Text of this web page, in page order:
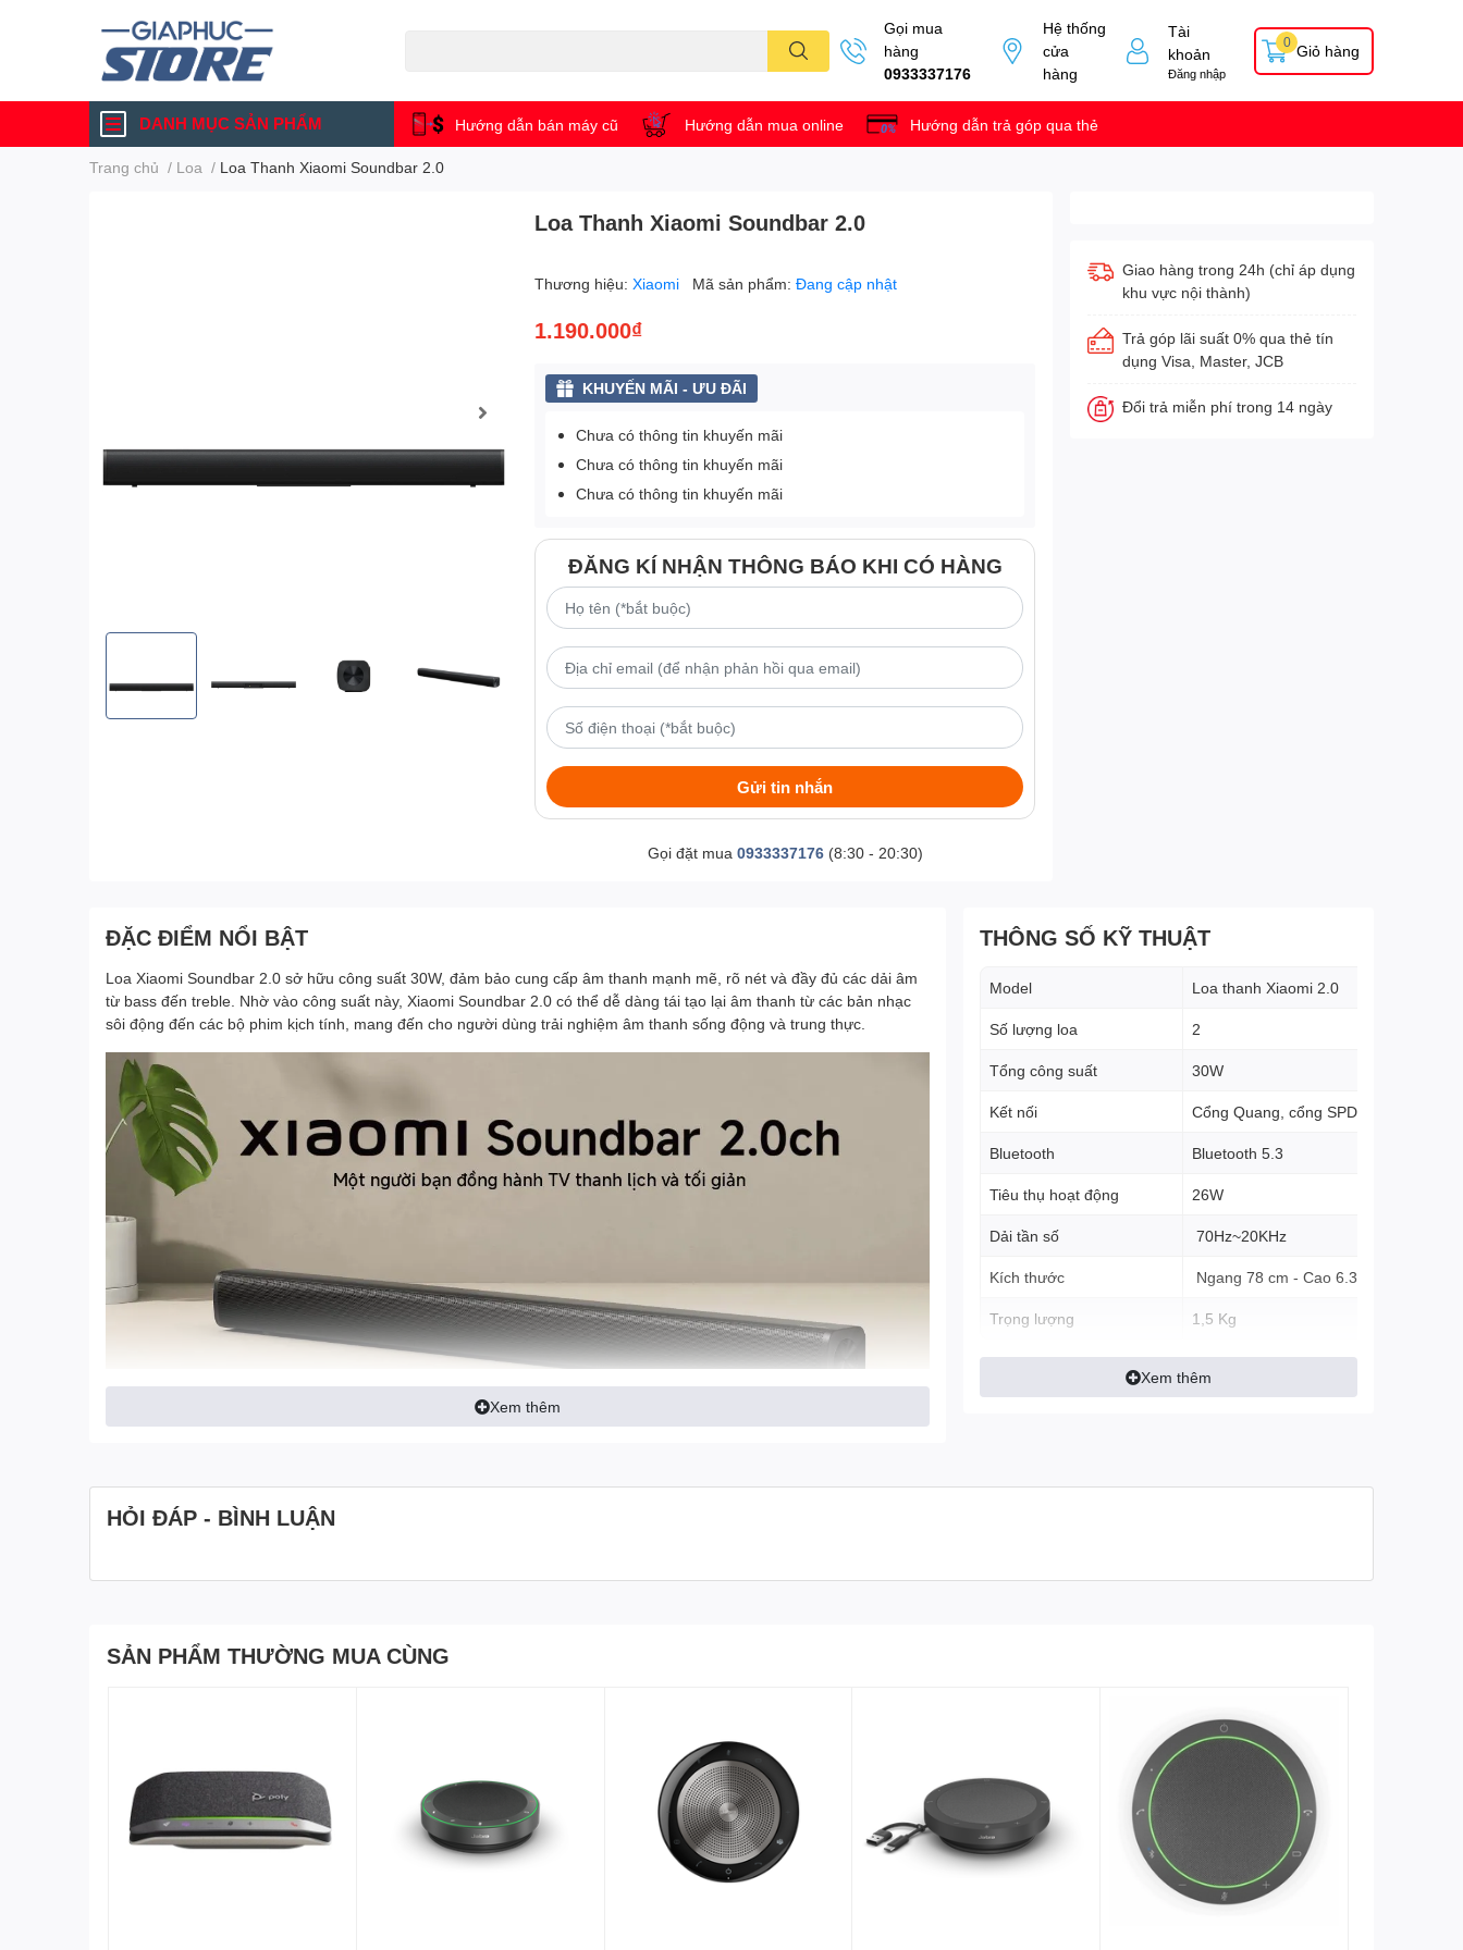
Gọi mua
hàng
0933337176
Hệ thống
cửa
hàng
Tài
khoản
Đăng nhập
Giỏ hàng
0
DANH MỤC SẢN PHẨM Hướng dẫn bán máy cũ Hướng dẫn mua online Hướng dẫn trả góp qua thẻ
Trang chủ / Loa / Loa Thanh Xiaomi Soundbar 2.0
Loa Thanh Xiaomi Soundbar 2.0
Thương hiệu:Xiaomi Mã sản phẩm:Đang cập nhật
1.190.000₫
KHUYẾN MÃI - ƯU ĐÃI
Chưa có thông tin khuyến mãi
Chưa có thông tin khuyến mãi
Chưa có thông tin khuyến mãi
ĐĂNG KÍ NHẬN THÔNG BÁO KHI CÓ HÀNG
Gửi tin nhắn
Gọi đặt mua 0933337176(8:30 - 20:30)
Giao hàng trong 24h (chỉ áp dụng
khu vực nội thành)
Trả góp lãi suất 0% qua thẻ tín
dụng Visa, Master, JCB
Đổi trả miễn phí trong 14 ngày
ĐẶC ĐIỂM NỔI BẬT
Loa Xiaomi Soundbar 2.0 sở hữu công suất 30W, đảm bảo cung cấp âm thanh mạnh mẽ, rõ nét và đầy đủ các dải âm
từ bass đến treble. Nhờ vào công suất này, Xiaomi Soundbar 2.0 có thể dễ dàng tái tạo lại âm thanh từ các bản nhạc
sôi động đến các bộ phim kịch tính, mang đến cho người dùng trải nghiệm âm thanh sống động và trung thực.
Xem thêm
THÔNG SỐ KỸ THUẬT
Model Loa thanh Xiaomi 2.0
Số lượng loa 2
Tổng công suất 30W
Kết nối Cổng Quang, cổng SPDF, Cổng AUX
Bluetooth Bluetooth 5.3
Tiêu thụ hoạt động 26W
Dải tần số 70Hz~20KHz
Kích thước Ngang 78 cm - Cao 6.3 cm - Dày 6.4
Trọng lượng 1,5 Kg
Xem thêm
HỎI ĐÁP - BÌNH LUẬN
SẢN PHẨM THƯỜNG MUA CÙNG